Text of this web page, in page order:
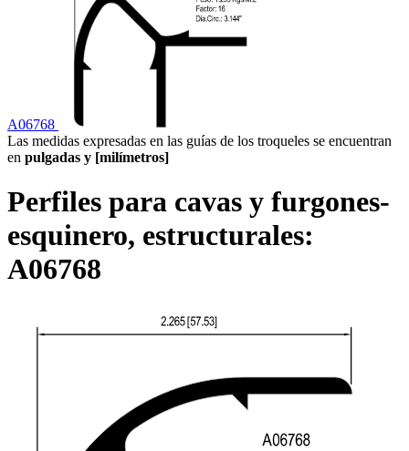
A06768
Las medidas expresadas en las guías de los troqueles se encuentran
en pulgadas y [milímetros]
Perfiles para cavas y furgones-
esquinero, estructurales:
A06768